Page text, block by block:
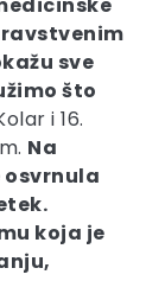
sve
što
i 16.
Na
osvrnula
koja je